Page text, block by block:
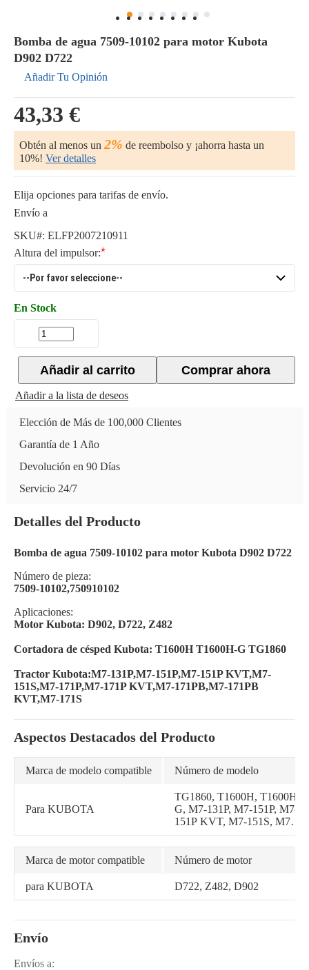
Bomba de agua 7509-10102 para motor Kubota
D902 D722
Añadir Tu Opinión
43,33 €
Obtén al menos un 2% de reembolso y ¡ahorra hasta un
10%! Ver detalles
Elija opciones para tarifas de envío.
Envío a
SKU#: ELFP2007210911
Altura del impulsor:
En Stock
Comprar ahora
Añadir al carrito
Añadir a la lista de deseos
Elección de Más de 100,000 Clientes
Garantía de 1 Año
Devolución en 90 Días
Servicio 24/7
Detalles del Producto
Bomba de agua 7509-10102 para motor Kubota D902 D722
Número de pieza:
7509-10102,750910102
Aplicaciones:
Motor Kubota: D902, D722, Z482
Cortadora de césped Kubota: T1600H T1600H-G TG1860
Tractor Kubota:M7-131P,M7-151P,M7-151P KVT,M7-
151S,M7-171P,M7-171P KVT,M7-171PB,M7-171PB
KVT,M7-171S
Aspectos Destacados del Producto
Marca de modelo compatible Número de modelo
Para KUBOTA
TG1860, T1600H, T1600H-
G, M7-131P, M7-151P, M7-
151P KVT, M7-151S, M7-
171P, M7-171P KVT, M7-
171PB, M7-171PB KVT,
M7-171S
Marca de motor compatible Número de motor
para KUBOTA D722, Z482, D902
Envío
Envíos a: